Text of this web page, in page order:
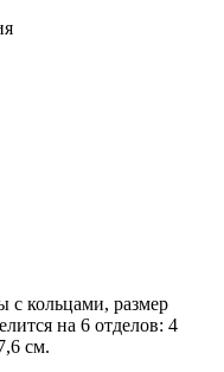
с кольцами, размер
на 6 отделов: 4
см.